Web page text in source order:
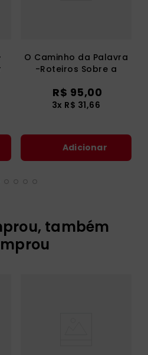
O Caminho da Palavra
-Roteiros Sobre a
Domingos e
Solenidades - Ano C
R$ 95,00
3x R$ 31,66
Adicionar
também